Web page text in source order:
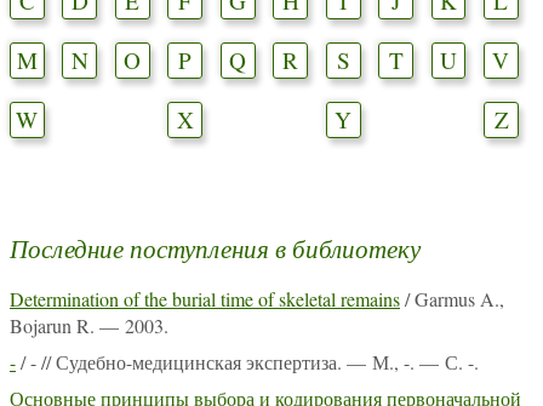
M
N O P Q R S T U
V
W
X Y Z
Последние поступления в библиотеку
Determination of the burial time of skeletal remains/ Garmus A.,
Bojarun R. — 2003.
-/ - // Судебно-медицинская экспертиза. — М., -. — С. -.
Основные принципы выбора и кодирования первоначальной